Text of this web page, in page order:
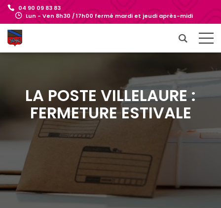
04 90 09 83 83
Lun - Ven 8h30 / 17h00 fermé mardi et jeudi après-midi
LA POSTE VILLELAURE :
FERMETURE ESTIVALE